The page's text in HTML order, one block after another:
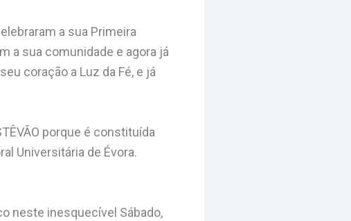
a sua Primeira
a sua comunidade e agora já
coração a Luz da Fé, e já
porque é constituída
Universitária de Évora.
neste inesquecível Sábado,